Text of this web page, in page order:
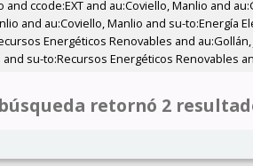
ccode:EXT and au:Coviello, Manlio and
and au:Coviello, Manlio and su-to:Energía
Energéticos Renovables and
su-to:Recursos Energéticos Renovables
retornó 2